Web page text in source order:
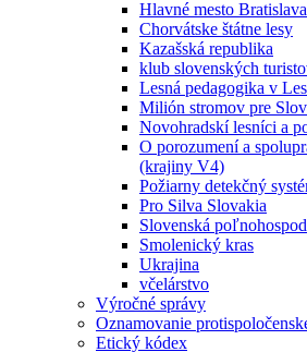
Hlavné mesto Bratislava
Chorvátske štátne lesy
Kazašská republika
klub slovenských
Lesná pedagogika v
Milión stromov pre
Novohradskí lesníci a
O porozumení a
(krajiny V4)
Požiarny detekčný
Pro Silva Slovakia
Slovenská
Smolenický kras
Ukrajina
včelárstvo
Výročné správy
Oznamovanie
Etický kódex